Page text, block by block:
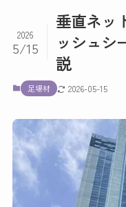
垂直ネッ
ッシュシ
説
2026
5/15
足場材 2026-05-15